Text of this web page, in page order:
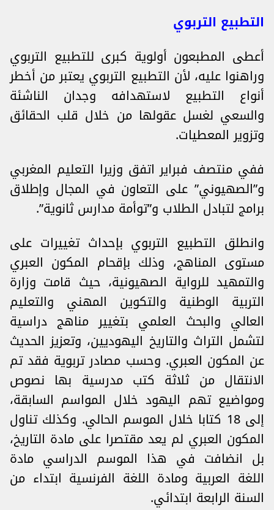
التطبيع التربوي
أعطى المطبعون أولوية كبرى للتطبيع التربوي
وراهنوا عليه، لأن التطبيع التربوي يعتبر من أخطر
أنواع التطبيع لاستهدافه وجدان الناشئة
والسعي لغسل عقولها من خلال قلب الحقائق
وتزوير المعطيات.
ففي منتصف فبراير اتفق وزيرا التعليم المغربي
و”الصهيوني” على التعاون في المجال وإطلاق
برامج لتبادل الطلاب و”توأمة مدارس ثانوية”.
وانطلق التطبيع التربوي بإحداث تغييرات على
مستوى المناهج، وذلك بإقحام المكون العبري
والتمهيد للرواية الصهيونية، حيث قامت وزارة
التربية الوطنية والتكوين المهني والتعليم
العالي والبحث العلمي بتغيير مناهج دراسية
لتشمل التراث والتاريخ اليهوديين، وتعزيز الحديث
عن المكون العبري. وحسب مصادر تربوية فقد تم
الانتقال من ثلاثة كتب مدرسية بها نصوص
ومواضيع تهم اليهود خلال المواسم السابقة،
إلى 18 كتابا خلال الموسم الحالي. وكذلك تناول
المكون العبري لم يعد مقتصرا على مادة التاريخ،
بل انضافت في هذا الموسم الدراسي مادة
اللغة العربية ومادة اللغة الفرنسية ابتداء من
السنة الرابعة ابتدائي.